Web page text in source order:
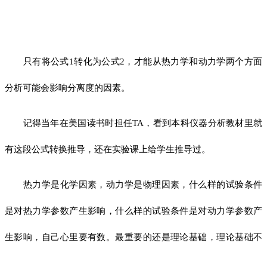
只有将公式1转化为公式2，才能从热力学和动力学两个方面
分析可能会影响分离度的因素。
记得当年在美国读书时担任TA，看到本科仪器分析教材里就
有这段公式转换推导，还在实验课上给学生推导过。
热力学是化学因素，动力学是物理因素，什么样的试验条件
是对热力学参数产生影响，什么样的试验条件是对动力学参数产
生影响，自己心里要有数。最重要的还是理论基础，理论基础不